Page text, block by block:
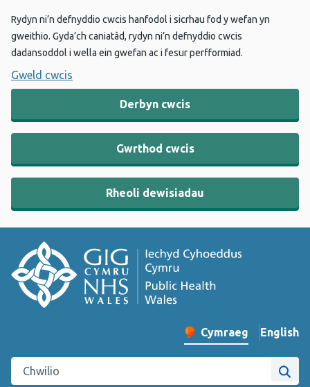
Rydyn ni’n defnyddio cwcis hanfodol i sicrhau fod y wefan yn
gweithio. Gyda’ch caniatâd, rydyn ni’n defnyddio cwcis
dadansoddol i wella ein gwefan ac i fesur perfformiad.
Gweld cwcis
Derbyn cwcis
Gwrthod cwcis
Rheoli dewisiadau
Newid iaith y wefan
Cymraeg English
–
Chwilio gwefan Iechyd Cyhoeddus Cymru